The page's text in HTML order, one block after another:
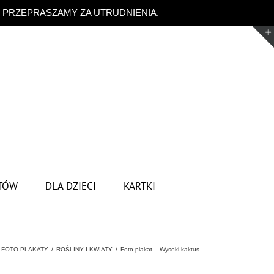
ZA UTRUDNIENIA.
DLA DZIECI KARTKI
FOTO PLAKATY ROŚLINY I KWIATY Foto plakat – Wysoki kaktus